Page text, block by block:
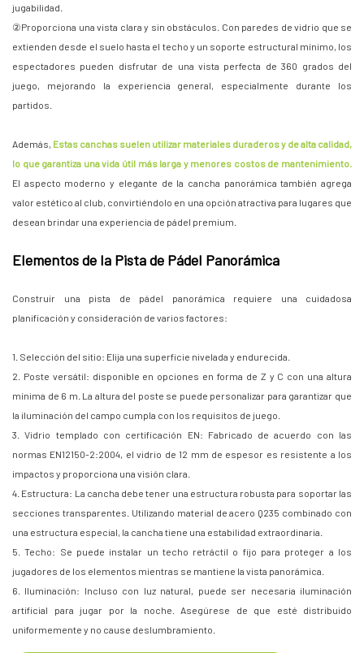
jugabilidad.
②Proporciona una vista clara y sin obstáculos. Con paredes de vidrio que se
extienden desde el suelo hasta el techo y un soporte estructural mínimo, los
espectadores pueden disfrutar de una vista perfecta de 360 grados del
juego, mejorando la experiencia general, especialmente durante los
partidos.
Además, Estas canchas suelen utilizar materiales duraderos y de alta calidad,
lo que garantiza una vida útil más larga y menores costos de mantenimiento.
El aspecto moderno y elegante de la cancha panorámica también agrega
valor estético al club, convirtiéndolo en una opción atractiva para lugares que
desean brindar una experiencia de pádel premium.
Elementos de la Pista de Pádel Panorámica
Construir una pista de pádel panorámica requiere una cuidadosa
planificación y consideración de varios factores:
1. Selección del sitio: Elija una superficie nivelada y endurecida.
2. Poste versátil: disponible en opciones en forma de Z y C con una altura
mínima de 6 m. La altura del poste se puede personalizar para garantizar que
la iluminación del campo cumpla con los requisitos de juego.
3. Vidrio templado con certificación EN: Fabricado de acuerdo con las
normas EN12150-2:2004, el vidrio de 12 mm de espesor es resistente a los
impactos y proporciona una visión clara.
4. Estructura: La cancha debe tener una estructura robusta para soportar las
secciones transparentes. Utilizando material de acero Q235 combinado con
una estructura especial, la cancha tiene una estabilidad extraordinaria.
5. Techo: Se puede instalar un techo retráctil o fijo para proteger a los
jugadores de los elementos mientras se mantiene la vista panorámica.
6. Iluminación: Incluso con luz natural, puede ser necesaria iluminación
artificial para jugar por la noche. Asegúrese de que esté distribuido
uniformemente y no cause deslumbramiento.